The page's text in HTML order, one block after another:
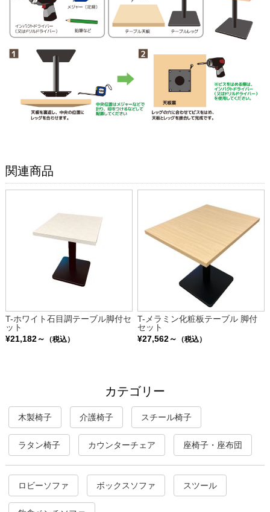
関連商品
T-ホワイト石目調テーブル脚付セ
ット
¥21,182～
（税込）
T-メラミン化粧板テーブル 脚付
セット
¥27,562～
（税込）
カテゴリー
木製椅子 介護椅子 スチール椅子
ラタン椅子 カウンターチェア 座椅子・座布団
ロビーソファ ボックスソファ スツール